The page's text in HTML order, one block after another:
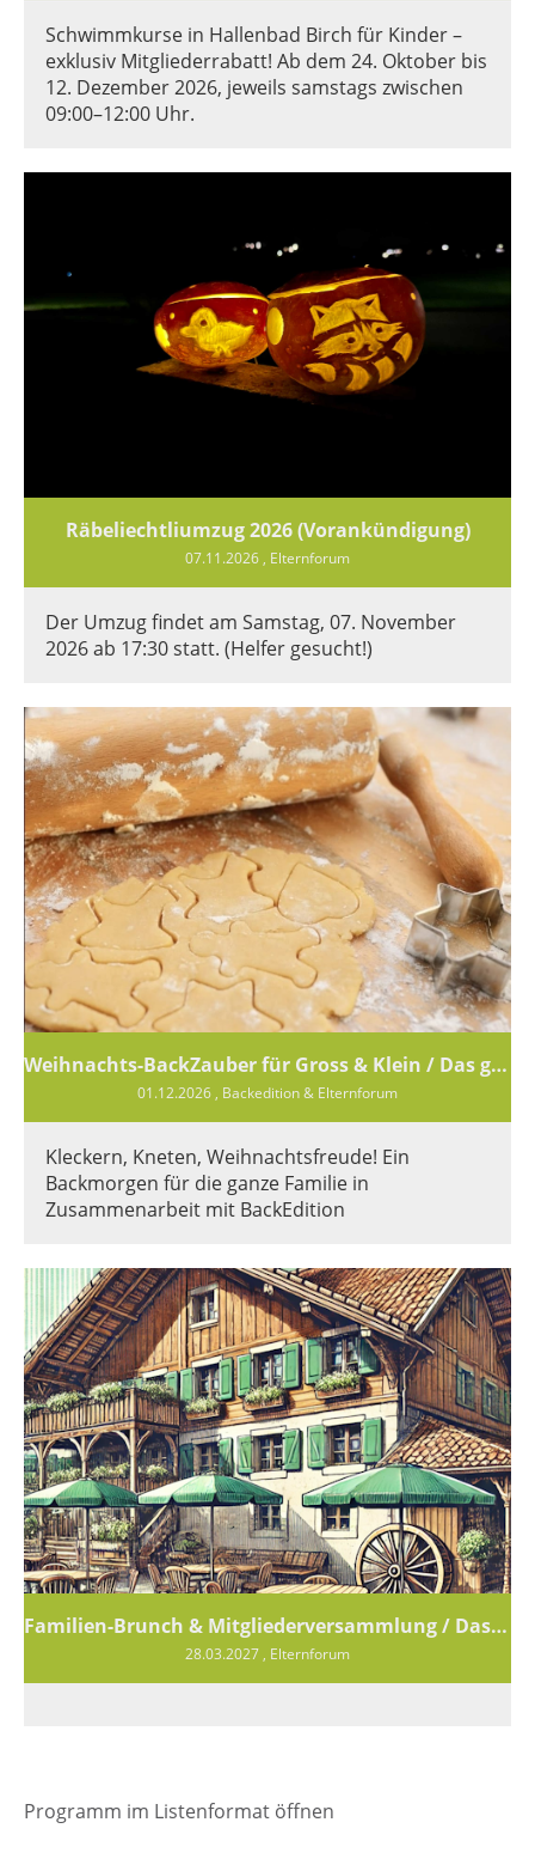
Schwimmkurse in Hallenbad Birch für Kinder –
exklusiv Mitgliederrabatt! Ab dem 24. Oktober bis
12. Dezember 2026, jeweils samstags zwischen
09:00–12:00 Uhr.
Räbeliechtliumzug 2026 (Vorankündigung)
07.11.2026 , Elternforum
Der Umzug findet am Samstag, 07. November
2026 ab 17:30 statt. (Helfer gesucht!)
Weihnachts-BackZauber für Gross & Klein / Das genaue Datum ist noch offen!!!
01.12.2026 , Backedition & Elternforum
Kleckern, Kneten, Weihnachtsfreude! Ein
Backmorgen für die ganze Familie in
Zusammenarbeit mit BackEdition
Familien-Brunch & Mitgliederversammlung / Das genaue Datum ist noch offen!!!
28.03.2027 , Elternforum
Programm im Listenformat öffnen